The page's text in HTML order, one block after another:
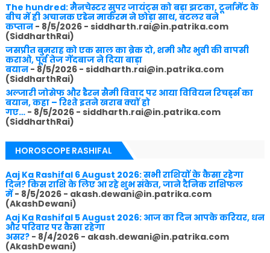
The hundred: मैनचेस्टर सुपर जायंट्स को बड़ा झटका, टूर्नामेंट के
बीच में ही अचानक एडेन मार्करम ने छोड़ा साथ, बटलर बने
कप्तान- 8/5/2026- siddharth.rai@in.patrika.com
(SiddharthRai)
जसप्रीत बुमराह को एक साल का ब्रेक दो, शमी और भुवी की वापसी
कराओ, पूर्व तेज गेंदबाज ने दिया बाड़ा
बयान- 8/5/2026- siddharth.rai@in.patrika.com
(SiddharthRai)
अल्जारी जोसेफ और डैरन सैमी विवाद पर आया विवियन रिचर्ड्स का
बयान, कहा – रिश्ते इतने खराब क्यों हो
गए…- 8/5/2026- siddharth.rai@in.patrika.com
(SiddharthRai)
HOROSCOPE RASHIFAL
Aaj Ka Rashifal 6 August 2026: सभी राशियों के कैसा रहेगा
दिन? किस राशि के लिए आ रहे शुभ संकेत, जाने दैनिक राशिफल
में- 8/5/2026- akash.dewani@in.patrika.com
(AkashDewani)
Aaj Ka Rashifal 5 August 2026: आज का दिन आपके करियर, धन
और परिवार पर कैसा रहेगा
असर?- 8/4/2026- akash.dewani@in.patrika.com
(AkashDewani)